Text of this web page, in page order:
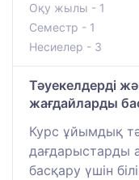
Оқу жылы - 1
Семестр - 1
Несиелер - 3
Тәуекелдерді
жағдайларды
Курс ұйымдық
дағдарыстарды
басқару үшін